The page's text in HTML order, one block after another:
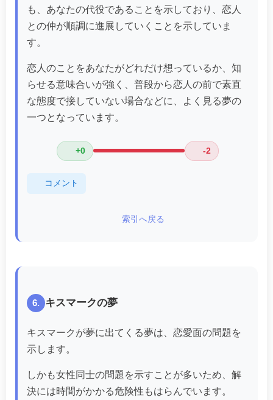
も、あなたの代役であることを示しており、恋人
との仲が順調に進展していくことを示していま
す。
恋人のことをあなたがどれだけ想っているか、知
らせる意味合いが強く、普段から恋人の前で素直
な態度で接していない場合などに、よく見る夢の
一つとなっています。
+0 -2
コメント
索引へ戻る
6. キスマークの夢
キスマークが夢に出てくる夢は、恋愛面の問題を
示します。
しかも女性同士の問題を示すことが多いため、解
決には時間がかかる危険性もはらんでいます。